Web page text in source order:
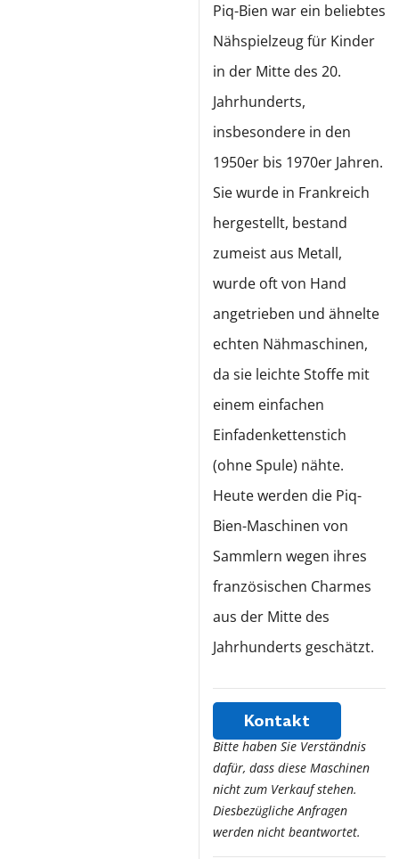
Piq-Bien war ein beliebtes
Nähspielzeug für Kinder
in der Mitte des 20.
Jahrhunderts,
insbesondere in den
1950er bis 1970er Jahren.
Sie wurde in Frankreich
hergestellt, bestand
zumeist aus Metall,
wurde oft von Hand
angetrieben und ähnelte
echten Nähmaschinen,
da sie leichte Stoffe mit
einem einfachen
Einfadenkettenstich
(ohne Spule) nähte.
Heute werden die Piq-
Bien-Maschinen von
Sammlern wegen ihres
französischen Charmes
aus der Mitte des
Jahrhunderts geschätzt.
Bitte haben Sie Verständnis
dafür, dass diese Maschinen
nicht zum Verkauf stehen.
Diesbezügliche Anfragen
werden nicht beantwortet.
Kontakt